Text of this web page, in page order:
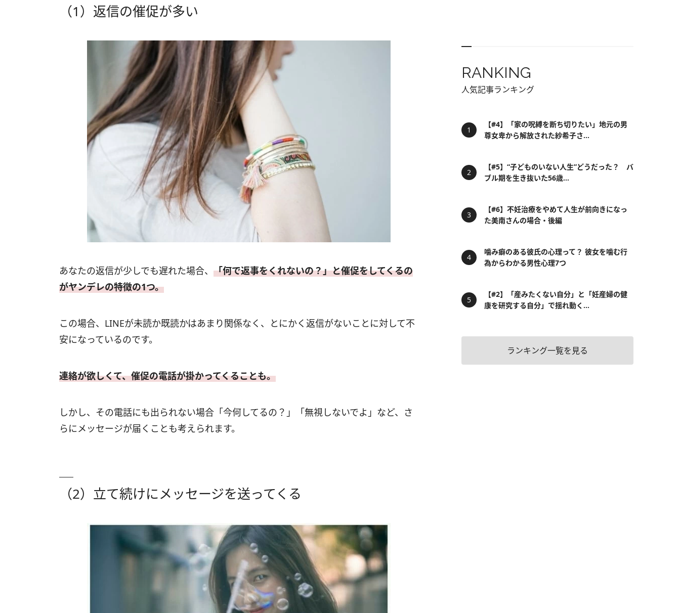
（1）返信の催促が多い
あなたの返信が少しでも遅れた場合、 「何で返事をくれないの？」と催促をしてくるの
がヤンデレの特徴の1つ。
この場合、LINEが未読か既読かはあまり関係なく、とにかく返信がないことに対して不
安になっているのです。
連絡が欲しくて、催促の電話が掛かってくることも。
しかし、その電話にも出られない場合「今何してるの？」「無視しないでよ」など、さ
らにメッセージが届くことも考えられます。
（2）立て続けにメッセージを送ってくる
RANKING
人気記事ランキング
【#4】「家の呪縛を断ち切りたい」地元の男
尊女卑から解放された紗希子さ...
【#5】“子どものいない人生”どうだった？ バ
ブル期を生き抜いた56歳...
【#6】不妊治療をやめて人生が前向きになっ
た美南さんの場合・後編
噛み癖のある彼氏の心理って？ 彼女を噛む行
為からわかる男性心理7つ
【#2】「産みたくない自分」と「妊産婦の健
康を研究する自分」で揺れ動く...
ランキング一覧を見る